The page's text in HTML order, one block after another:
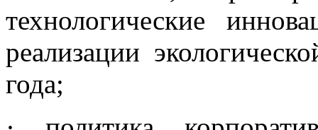
технологические
реализации
года;